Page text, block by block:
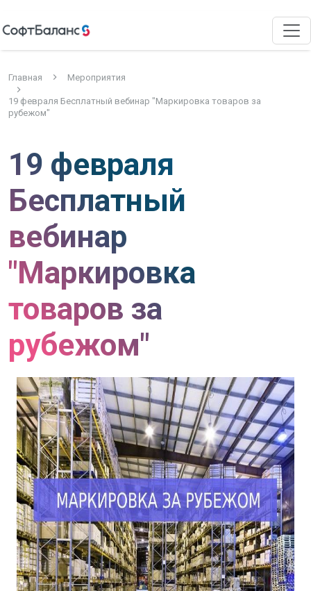
Главная Мероприятия
19 февраля Бесплатный вебинар "Маркировка товаров за
рубежом"
19 февраля
Бесплатный
вебинар
"Маркировка
товаров за
рубежом"